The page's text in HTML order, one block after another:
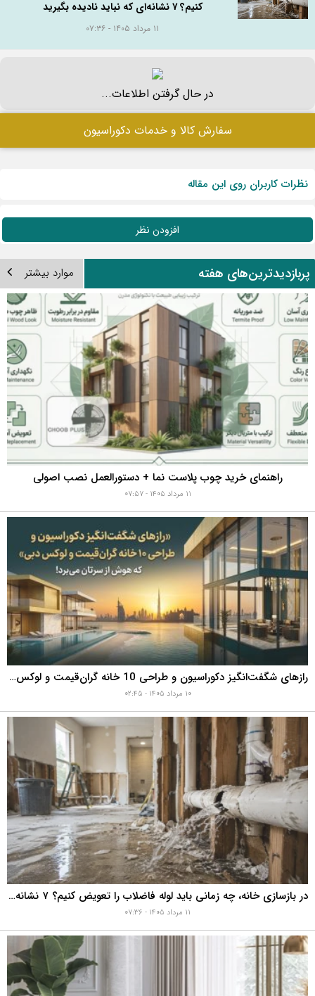
کنیم؟ ۷ نشانه‌ای که نباید نادیده بگیرید
در حال گرفتن اطلاعات...
سفارش کالا و خدمات دکوراسیون
نظرات کاربران روی این مقاله
افزودن نظر
هفته موارد بیشتر
راهنمای خرید چوب پلاست نما + دستورالعمل نصب اصولی
رازهای شگفت‌انگیز دکوراسیون و طراحی 10 خانه گران‌قیمت و لوکس دبی که هوش از سرتان می‌برد!
در بازسازی خانه، چه زمانی باید لوله فاضلاب را تعویض کنیم؟ ۷ نشانه‌ای که نباید نادیده بگیرید